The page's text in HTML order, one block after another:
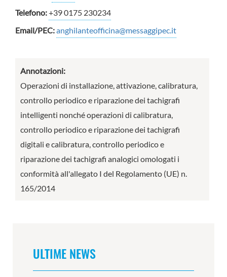
Telefono:+39 0175 230234
Email/PEC:anghilanteofficina@messaggipec.it
Annotazioni:
Operazioni di installazione, attivazione, calibratura,
controllo periodico e riparazione dei tachigrafi
intelligenti nonché operazioni di calibratura,
controllo periodico e riparazione dei tachigrafi
digitali e calibratura, controllo periodico e
riparazione dei tachigrafi analogici omologati i
conformità all'allegato I del Regolamento (UE) n.
165/2014
ULTIME NEWS